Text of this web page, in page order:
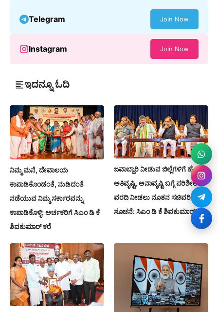
Telegram Join Now
Instagram Join Now
ಇದನ್ನೂ ಓದಿ
ನಿಮ್ಮ ಮನೆ, ದೇವಾಲಯ
ಕಾಪಾಡಿಕೊಂಡಂತೆ, ನುಡಿದಂತೆ
ನಡೆಯುವ ನಿಮ್ಮ ಸರ್ಕಾರವನ್ನು
ಕಾಪಾಡಿಕೊಳ್ಳಿ: ಅರ್ಚಕರಿಗೆ ಸಿಎಂ ಡಿ ಕೆ
ಶಿವಕುಮಾರ್ ಕರೆ
ಜವಾಬ್ದಾರಿ ನೀಡುವ ಜಿಲ್ಲೆಗಳಿಗೆ ಹೋಗಿ
ಅತಿವೃಷ್ಟಿ, ಅನಾವೃಷ್ಟಿ ಬಗ್ಗೆ ಪರಿಶೀಲಿಸಿ
ವರದಿ ನೀಡಲು ನೂತನ ಸಚಿವರಿಗೆ
ಸೂಚನೆ: ಸಿಎಂ ಡಿ ಕೆ ಶಿವಕುಮಾರ್